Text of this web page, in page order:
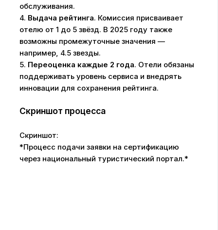
обслуживания.
4. Выдача рейтинга. Комиссия присваивает
отелю от 1 до 5 звёзд. В 2025 году также
возможны промежуточные значения —
например, 4.5 звезды.
5. Переоценка каждые 2 года. Отели обязаны
поддерживать уровень сервиса и внедрять
инновации для сохранения рейтинга.
Скриншот процесса
Скриншот:
*Процесс подачи заявки на сертификацию
через национальный туристический портал.*